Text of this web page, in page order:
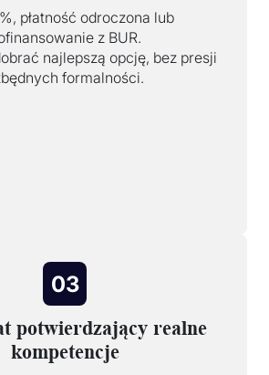
płatność odroczona lub
z BUR.
najlepszą opcję, bez presji
formalności.
03
potwierdzający realne
kompetencje